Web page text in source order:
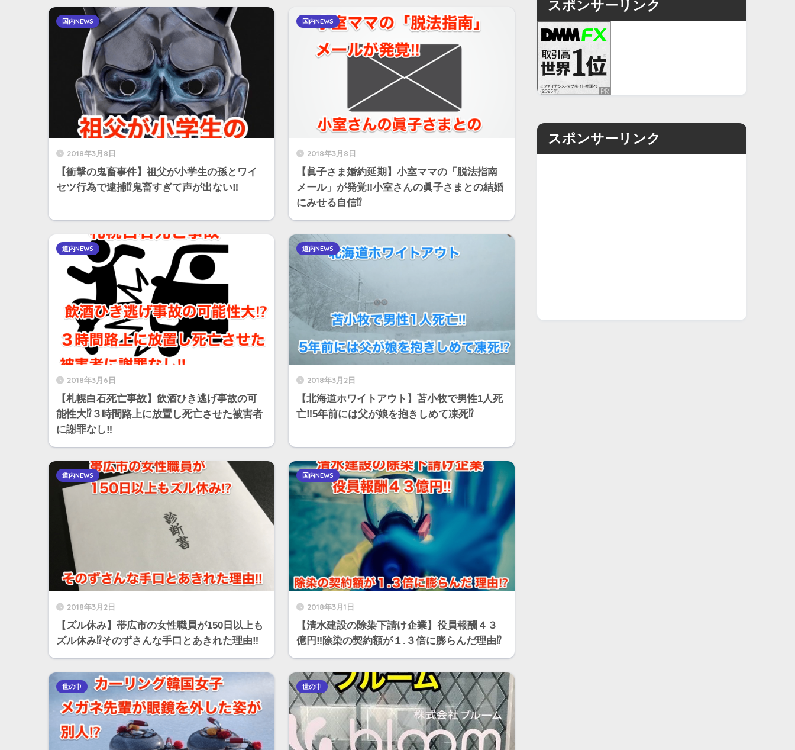
2018年3月8日
【衝撃の鬼畜事件】祖父が小学生の孫とワイ
セツ行為で逮捕⁉︎鬼畜すぎて声が出ない‼︎
国内NEWS
2018年3月8日
【眞子さま婚約延期】小室ママの「脱法指南
メール」が発覚‼︎小室さんの眞子さまとの結婚
にみせる自信⁉︎
国内NEWS
2018年3月6日
【札幌白石死亡事故】飲酒ひき逃げ事故の可
能性大⁉︎３時間路上に放置し死亡させた被害者
に謝罪なし‼︎
道内NEWS
2018年3月2日
【北海道ホワイトアウト】苫小牧で男性1人死
亡‼︎5年前には父が娘を抱きしめて凍死⁉︎
道内NEWS
2018年3月2日
【ズル休み】帯広市の女性職員が150日以上も
ズル休み⁉︎そのずさんな手口とあきれた理由‼︎
道内NEWS
2018年3月1日
【清水建設の除染下請け企業】役員報酬４３
億円‼︎除染の契約額が１.３倍に膨らんだ理由⁉︎
国内NEWS
世の中 世の中
スポンサーリンク
スポンサーリンク